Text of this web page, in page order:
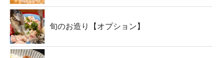
旬のお造り【オプション】